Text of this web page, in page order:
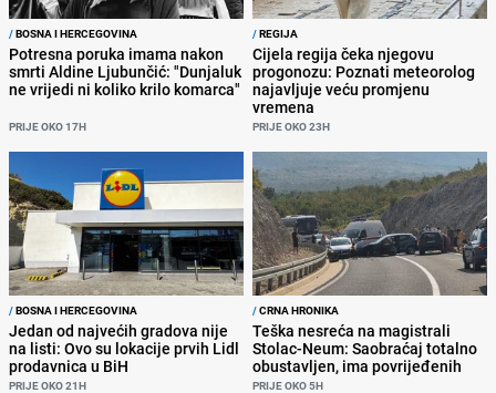
/BOSNA I HERCEGOVINA
Potresna poruka imama nakon
smrti Aldine Ljubunčić: "Dunjaluk
ne vrijedi ni koliko krilo komarca"
PRIJE OKO 17H
/REGIJA
Cijela regija čeka njegovu
progonozu: Poznati meteorolog
najavljuje veću promjenu
vremena
PRIJE OKO 23H
/BOSNA I HERCEGOVINA
Jedan od najvećih gradova nije
na listi: Ovo su lokacije prvih Lidl
prodavnica u BiH
PRIJE OKO 21H
/CRNA HRONIKA
Teška nesreća na magistrali
Stolac-Neum: Saobraćaj totalno
obustavljen, ima povrijeđenih
PRIJE OKO 5H